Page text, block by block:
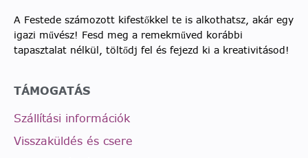
A Festede számozott kifestőkkel te is alkothatsz, akár egy
igazi művész! Fesd meg a remekműved korábbi
tapasztalat nélkül, töltődj fel és fejezd ki a kreativitásod!
TÁMOGATÁS
Szállítási információk
Visszaküldés és csere